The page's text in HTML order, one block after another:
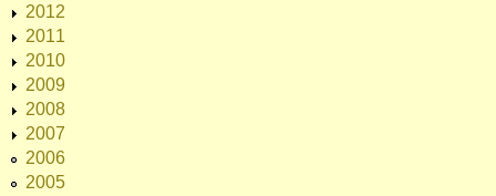
2012
2011
2010
2009
2008
2007
2006
2005